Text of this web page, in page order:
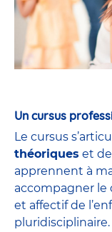
Un cursus
Le cursus
théoriques et de
apprennent à
accompagner
et affectif de